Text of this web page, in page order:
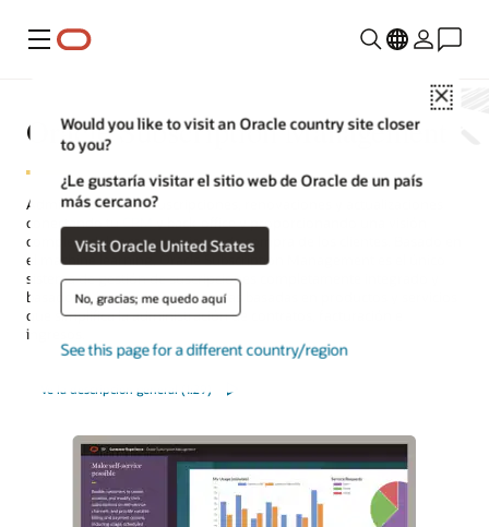
Menú
Close
Would you like to visit an Oracle country site closer
to you?
¿Le gustaría visitar el sitio web de Oracle de un país
más cercano?
Visit Oracle United States
No, gracias; me quedo aquí
See this page for a different country/region
Oracle Subscription Management
Administra nuevas suscripciones, renovaciones y actualizaciones
conectando tuCRMy back-office y proporcionando una visión
completa del comportamiento de compra de los clientes. Basado en
el machine learning, Oracle Subscription Management es el único
sistema de gestión de suscripciones completamente integrado y
basado en la nube para empresas basadas en productos y servicios
que simplifica la administración de contratos, facturación e
ingresos.
Ve la descripción general (1:29)